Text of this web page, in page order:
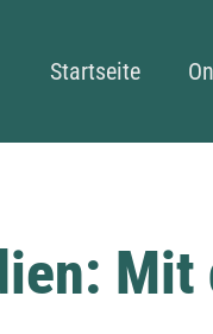
Navigation
Startseite
Mit